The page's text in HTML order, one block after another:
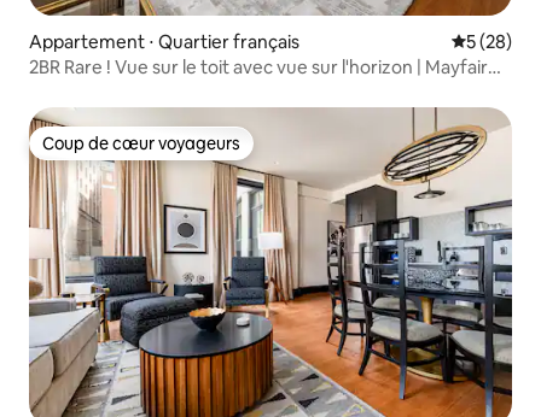
Appartement ⋅ Quartier français
5 (28)
2BR Rare ! Vue sur le toit avec vue sur l'horizon | Mayfair
Coup de cœur voyageurs
Coup de cœur voyageurs